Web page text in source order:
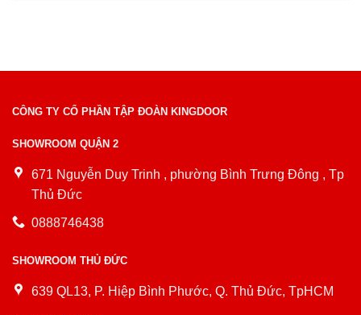
CÔNG TY CỔ PHẦN TẬP ĐOÀN KINGDOOR
SHOWROOM QUẬN 2
671 Nguyễn Duy Trinh , phường Bình Trưng Đông , Tp
Thủ Đức
0888746438
SHOWROOM THỦ ĐỨC
639 QL13, P. Hiệp Bình Phước, Q. Thủ Đức, TpHCM